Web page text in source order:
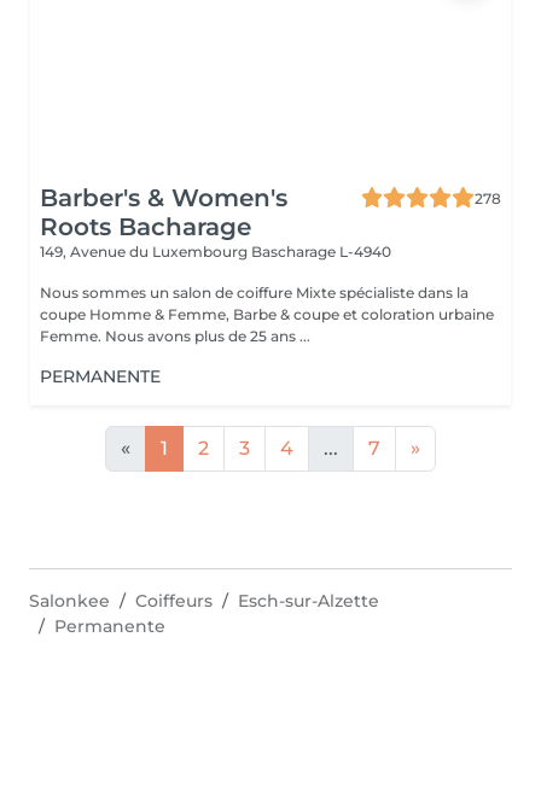
Barber's & Women's
Roots Bacharage
278
149, Avenue du Luxembourg Bascharage L-4940
Nous sommes un salon de coiffure Mixte spécialiste dans la
coupe Homme & Femme, Barbe & coupe et coloration urbaine
Femme. Nous avons plus de 25 ans ...
PERMANENTE
« 1 2 3 4 ... 7 »
Salonkee Coiffeurs
Esch-sur-Alzette
Permanente